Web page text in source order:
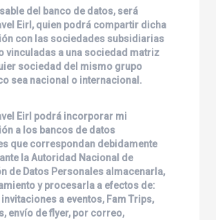
del banco de datos, será
Eirl , quien podrá compartir dicha
con las sociedades subsidiarias
vinculadas a una sociedad matriz
sociedad del mismo grupo
sea nacional o internacional.
Eirl podrá incorporar mi
a los bancos de datos
que correspondan debidamente
la Autoridad Nacional de
de Datos Personales almacenarla,
y procesarla a efectos de:
a eventos, Fam Trips,
envío de flyer, por correo,